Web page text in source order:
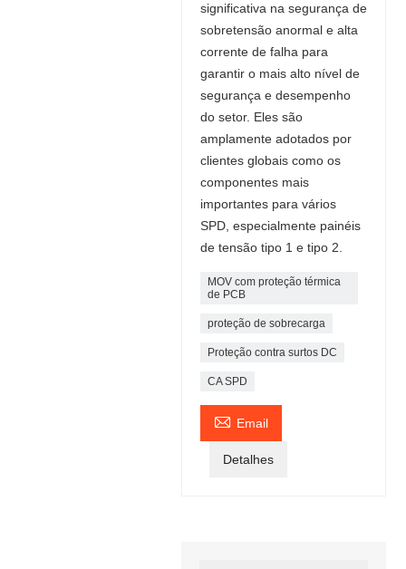
significativa na segurança de
sobretensão anormal e alta
corrente de falha para
garantir o mais alto nível de
segurança e desempenho
do setor. Eles são
amplamente adotados por
clientes globais como os
componentes mais
importantes para vários
SPD, especialmente painéis
de tensão tipo 1 e tipo 2.
MOV com proteção térmica
de PCB
proteção de sobrecarga
Proteção contra surtos DC
CA SPD
 Email
Detalhes